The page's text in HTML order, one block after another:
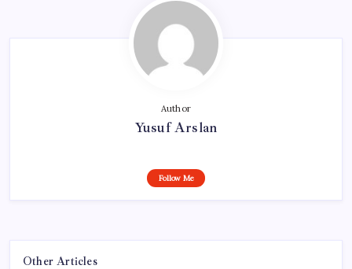
Author
Yusuf Arslan
Follow Me
Other Articles